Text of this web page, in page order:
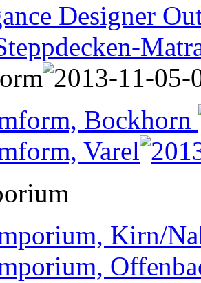
Designer
Bockhorn
Varel
Kirn/